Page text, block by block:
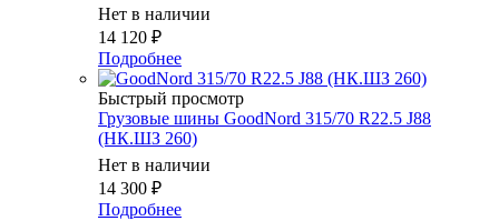
Нет в наличии
14 120 ₽
Подробнее
Быстрый просмотр
Грузовые шины GoodNord 315/70 R22.5 J88
(НК.ШЗ 260)
Нет в наличии
14 300 ₽
Подробнее